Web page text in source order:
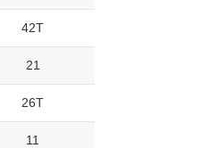
42T
21
26T
11